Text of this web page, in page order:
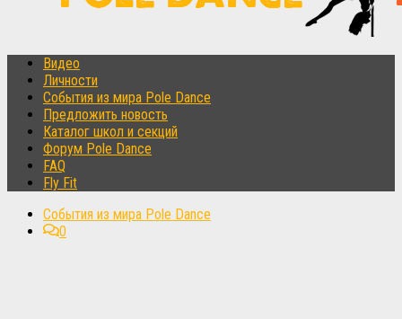
Видео
Личности
События из мира Pole Dance
Предложить новость
Каталог школ и секций
Форум Pole Dance
FAQ
Fly Fit
События из мира Pole Dance
0